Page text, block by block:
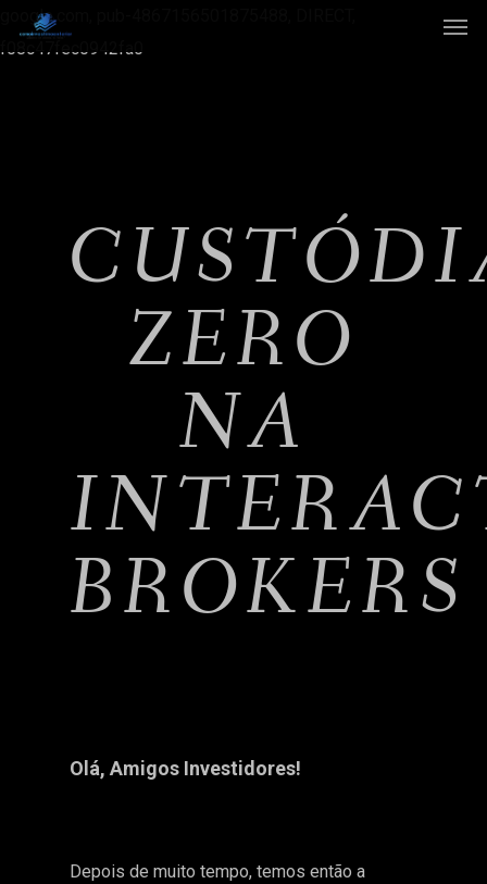
google.com, pub-4867156501875488, DIRECT,
f08c47fec0942fa0
ZERO
NA
BROKERS
Olá, Amigos Investidores!
Depois de muito tempo, temos então a